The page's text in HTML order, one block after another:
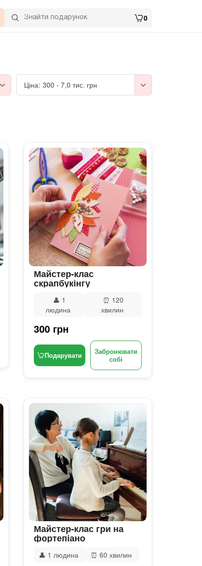
0
300 - 7,0 тис. грн
Ціна:
Майстер-клас
скрапбукінгу
👤 1
людина
⏰ 120
хвилин
300 грн
Подарувати
Забронювати
собі
Майстер-клас гри на
фортепіано
👤 1 людина ⏰ 60 хвилин